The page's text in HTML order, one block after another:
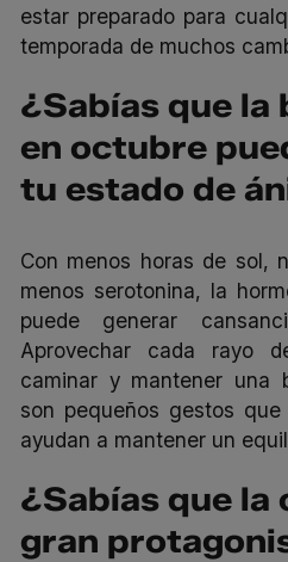
estar preparado para
temporada de muchos
¿Sabías que la
en octubre
tu estado de
Con menos horas de sol,
menos serotonina, la
puede generar
Aprovechar cada rayo
caminar y mantener una
son pequeños gestos
ayudan a mantener un
¿Sabías que la
gran